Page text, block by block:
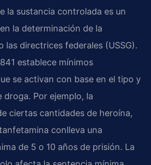
la sustancia controlada es un
la determinación de la
las directrices federales (USSG).
841 establece mínimos
se activan con base en el tipo y
droga. Por ejemplo, la
ciertas cantidades de heroína,
conlleva una
de 5 o 10 años de prisión. La